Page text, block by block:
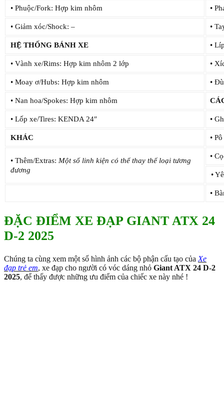
• Phuộc/Fork: Hợp kim nhôm •
• Giảm xóc/Shock: – •
HỆ THỐNG BÁNH XE •
• Vành xe/Rims: Hợp kim nhôm 2 lớp •
• Moay ơ/Hubs: Hợp kim nhôm •
• Nan hoa/Spokes: Hợp kim nhôm
• Lốp xe/Tires: KENDA 24″ •
KHÁC •
• Thêm/Extras: Một số linh kiện có thể thay thế loại tương
đương
•
•
•
ĐẶC ĐIỂM XE ĐẠP GIANT ATX 24
D-2 2025
Chúng ta cùng xem một số hình ảnh các bộ phận cấu tạo của Xe
đạp trẻ em, xe đạp cho người có vóc dáng nhỏ Giant ATX 24 D-2
2025, để thấy được những ưu điểm của chiếc xe này nhé !